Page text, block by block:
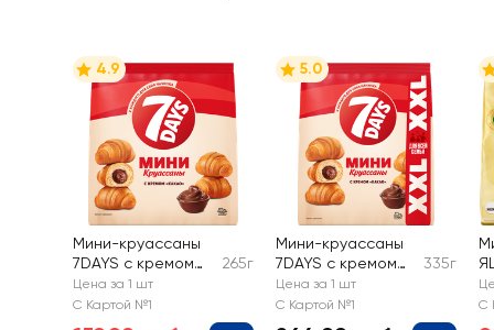
4.9
Мини-круассаны
7DAYS с кремом
какао
265г
Цена за 1 шт
С Картой №1
5.0
Мини-круассаны
7DAYS с кремом
какао
335г
Цена за 1 шт
С Картой №1
С